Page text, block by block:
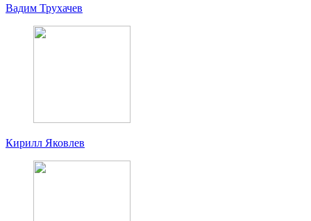
Вадим Трухачев
Кирилл Яковлев